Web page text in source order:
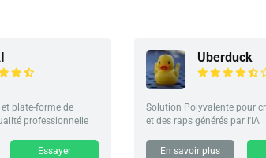
plate-forme de
professionnelle
Essayer
Uberduck
Solution Polyvalente pour
et des raps générés par l'IA
En savoir plus